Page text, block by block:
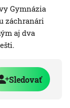
Gymnázia
záchranári
aj dva
Sledovať